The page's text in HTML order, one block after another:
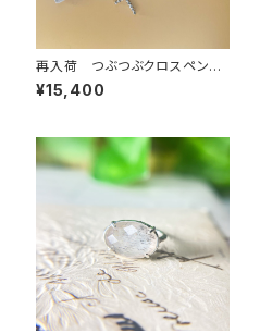
再入荷 つぶつぶクロスペンダ
ント PT25-048
¥15,400